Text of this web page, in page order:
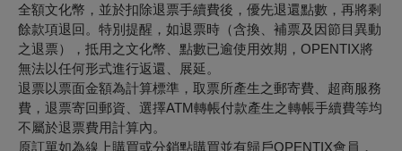
全額文化幣，並於扣除退票手續費後，優先退還點數，再將剩
餘款項退回。特別提醒，如退票時（含換、補票及因節目異動
之退票），抵用之文化幣、點數已逾使用效期，OPENTIX將
無法以任何形式進行返還、展延。
退票以票面金額為計算標準，取票所產生之郵寄費、超商服務
費，退票寄回郵資、選擇ATM轉帳付款產生之轉帳手續費等均
不屬於退票費用計算內。
原訂單如為線上購買或分銷點購買並有歸戶OPENTIX會員，